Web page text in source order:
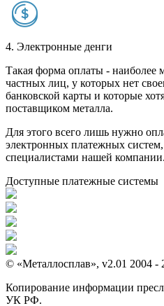
4. Электронные денги
Такая форма оплаты - наиболее
частных лиц, у которых нет
банковской карты и которые
поставщиком металла.
Для этого всего лишь нужно
электронных платежных
специалистами нашей компании.
Доступные платежные системы
© «Металлосплав», v2.01 2004 -
Копирование информации
УК РФ.